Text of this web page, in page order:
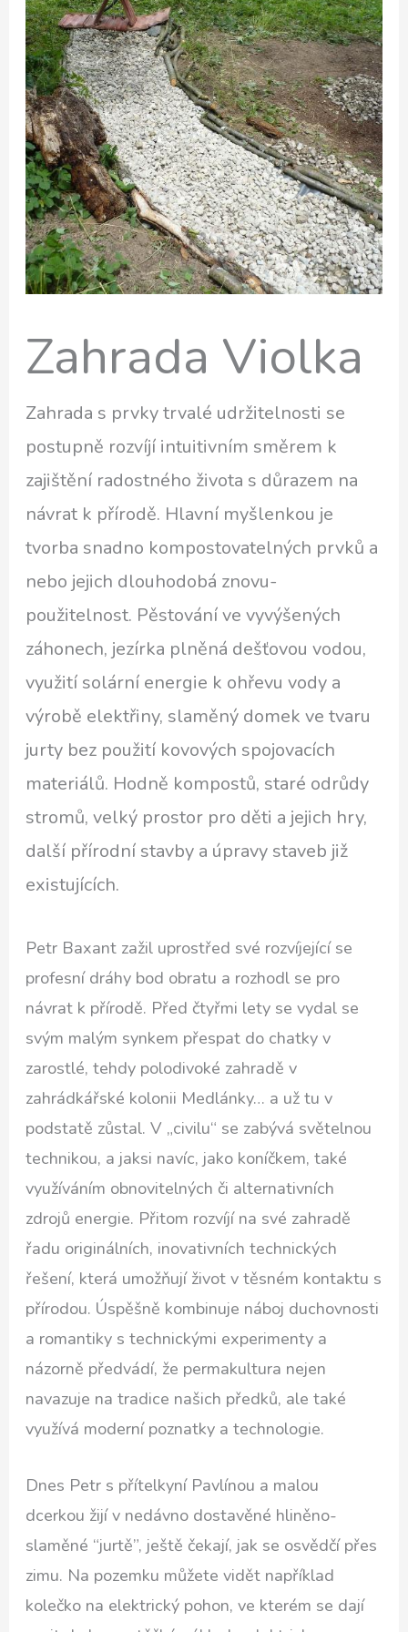
Zahrada Violka
Zahrada s prvky trvalé udržitelnosti se
postupně rozvíjí intuitivním směrem k
zajištění radostného života s důrazem na
návrat k přírodě. Hlavní myšlenkou je
tvorba snadno kompostovatelných prvků a
nebo jejich dlouhodobá znovu-
použitelnost. Pěstování ve vyvýšených
záhonech, jezírka plněná dešťovou vodou,
využití solární energie k ohřevu vody a
výrobě elektřiny, slaměný domek ve tvaru
jurty bez použití kovových spojovacích
materiálů. Hodně kompostů, staré odrůdy
stromů, velký prostor pro děti a jejich hry,
další přírodní stavby a úpravy staveb již
existujících.
Petr Baxant zažil uprostřed své rozvíjející se
profesní dráhy bod obratu a rozhodl se pro
návrat k přírodě. Před čtyřmi lety se vydal se
svým malým synkem přespat do chatky v
zarostlé, tehdy polodivoké zahradě v
zahrádkářské kolonii Medlánky… a už tu v
podstatě zůstal. V „civilu“ se zabývá světelnou
technikou, a jaksi navíc, jako koníčkem, také
využíváním obnovitelných či alternativních
zdrojů energie. Přitom rozvíjí na své zahradě
řadu originálních, inovativních technických
řešení, která umožňují život v těsném kontaktu s
přírodou. Úspěšně kombinuje náboj duchovnosti
a romantiky s technickými experimenty a
názorně předvádí, že permakultura nejen
navazuje na tradice našich předků, ale také
využívá moderní poznatky a technologie.
Dnes Petr s přítelkyní Pavlínou a malou
dcerkou žijí v nedávno dostavěné hliněno-
slaměné “jurtě”, ještě čekají, jak se osvědčí přes
zimu. Na pozemku můžete vidět například
kolečko na elektrický pohon, ve kterém se dají